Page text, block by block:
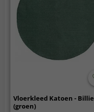
Vloerkleed Katoen - Billie
(groen)